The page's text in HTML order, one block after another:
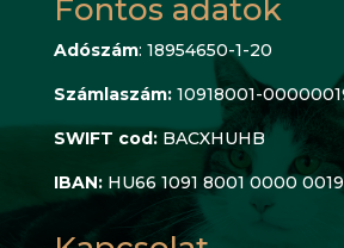
Fontos adatok
Adószám: 18954650-1-20
Számlaszám: 10918001-
SWIFT cod: BACXHUHB
IBAN: HU66 1091 8001 0000